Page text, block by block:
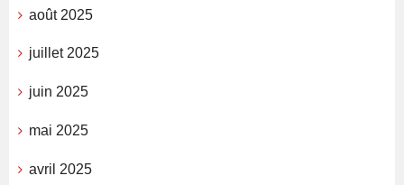
août 2025
juillet 2025
juin 2025
mai 2025
avril 2025